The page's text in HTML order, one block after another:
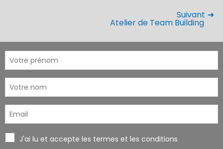
Suivant
Atelier de Team Building
J'ai lu et accepte les termes et les conditions